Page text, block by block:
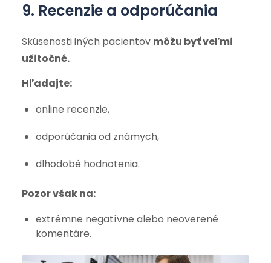
9. Recenzie a odporúčania
Skúsenosti iných pacientov môžu byť veľmi
užitočné.
Hľadajte:
online recenzie,
odporúčania od známych,
dlhodobé hodnotenia.
Pozor však na:
extrémne negatívne alebo neoverené
komentáre.